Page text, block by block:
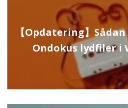
【Opdatering】
Ondokus lydfiler i